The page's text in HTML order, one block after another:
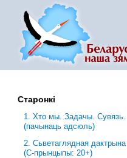
Старонкі
1. Хто мы. Задачы. Сувязь.
(пачынаць адсюль)
2. Сьветаглядная дактрына
(С-прынцыпы: 20+)